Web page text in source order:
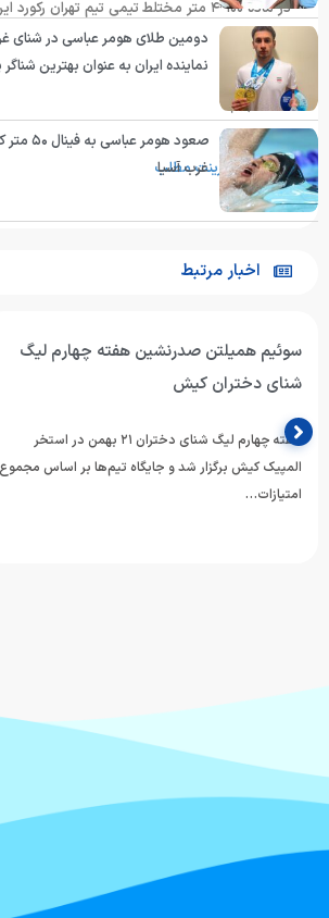
بخشیدند.
انتهای پیام/
پرینت مطلب
دومین طلای هومر عباسی در شنای
نماینده ایران به عنوان بهترین
صعود
غرب آسیا
اخبار مرتبط
سوئیم همیلتن صدرنشین هفته چهارم لیگ
شنای دختران کیش
هفته چهارم لیگ شنای دختران ۲۱ بهمن در استخر
المپیک کیش برگزار شد و جایگاه تیم‌ها بر اساس مجموع
امتیازات…